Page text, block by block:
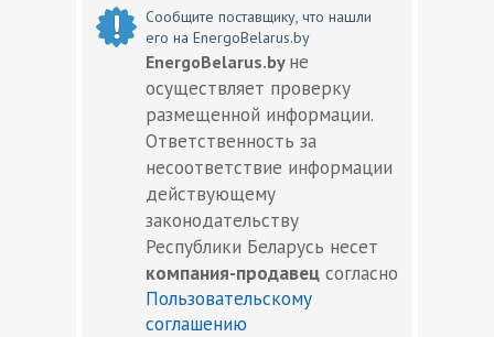
Сообщите поставщику, что нашли
его на EnergoBelarus.by
EnergoBelarus.by не
осуществляет проверку
размещенной информации.
Ответственность за
несоответствие информации
действующему
законодательству
Республики Беларусь несет
компания-продавец согласно
Пользовательскому
соглашению